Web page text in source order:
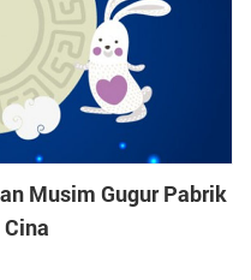
Musim Gugur Pabrik